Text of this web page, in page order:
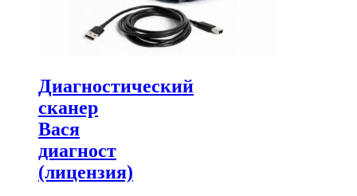
Диагностический
сканер
Вася
диагност
(лицензия)